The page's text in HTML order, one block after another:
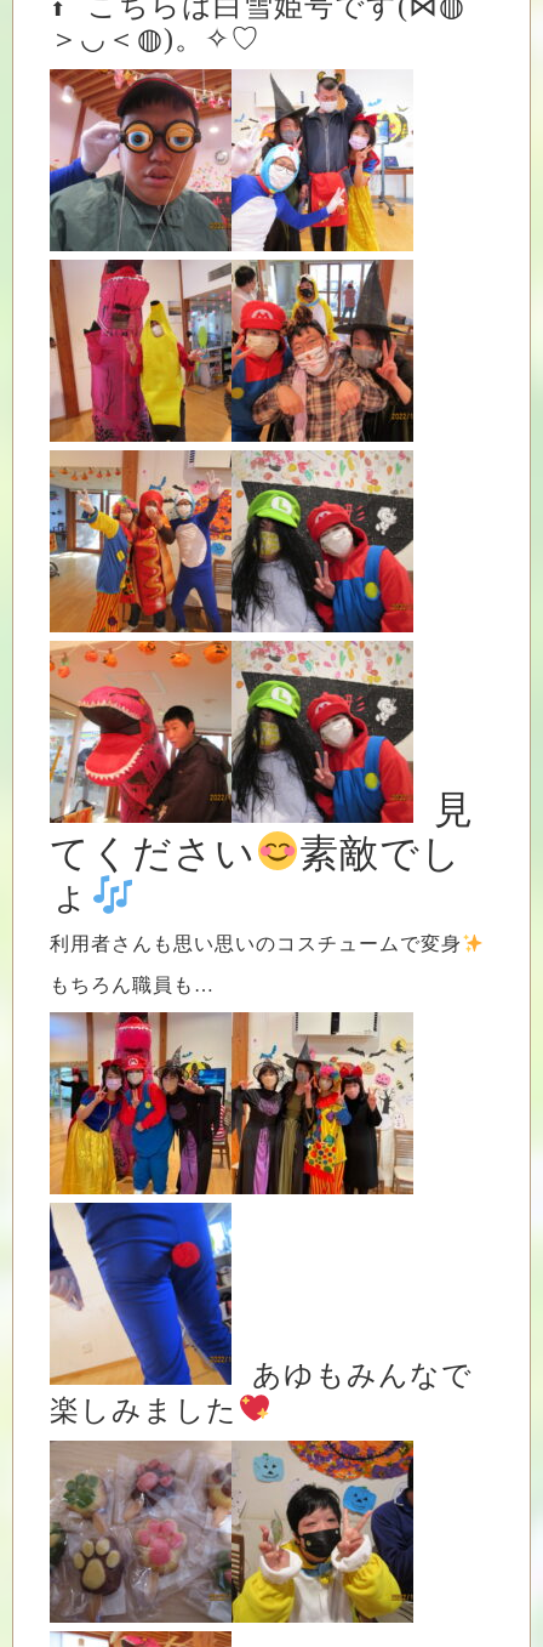
⬆
＞◡＜◍)。✧♡
見
てください
素敵でし
ょ
利用者さんも思い思いのコスチュームで変身
もちろん職員も…
あゆもみんなで
楽しみました